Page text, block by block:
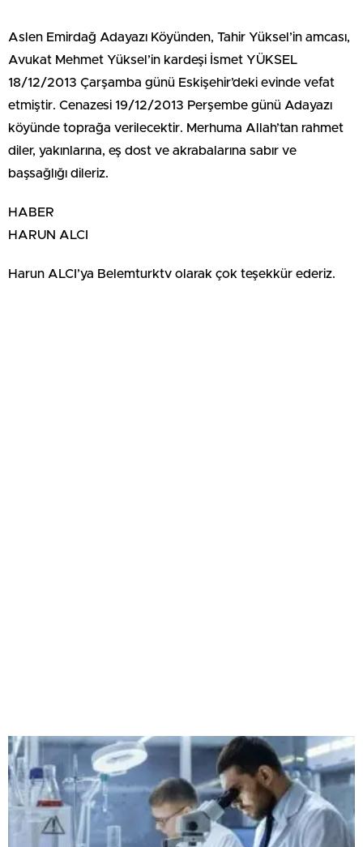
Aslen Emirdağ Adayazı Köyünden, Tahir Yüksel’in amcası,
Avukat Mehmet Yüksel’in kardeşi İsmet YÜKSEL
18/12/2013 Çarşamba günü Eskişehir’deki evinde vefat
etmiştir. Cenazesi 19/12/2013 Perşembe günü Adayazı
köyünde toprağa verilecektir. Merhuma Allah’tan rahmet
diler, yakınlarına, eş dost ve akrabalarına sabır ve
başsağlığı dileriz.
HABER
HARUN ALCI
Harun ALCI’ya Belemturktv olarak çok teşekkür ederiz.